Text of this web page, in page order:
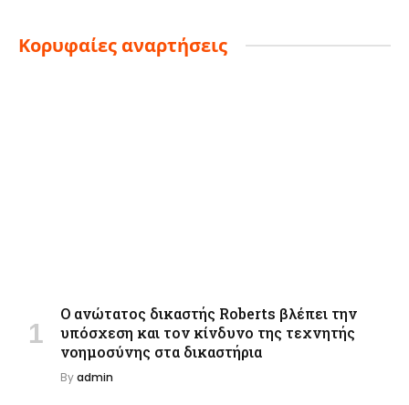
Κορυφαίες αναρτήσεις
Ο ανώτατος δικαστής Roberts βλέπει την
υπόσχεση και τον κίνδυνο της τεχνητής
νοημοσύνης στα δικαστήρια
Byadmin